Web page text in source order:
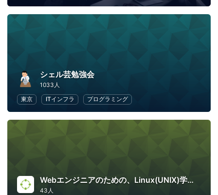
シェル芸勉強会
1033人
東京
ITインフラ プログラミング
Webエンジニアのための、Linux(UNIX)学び直し講座
43人